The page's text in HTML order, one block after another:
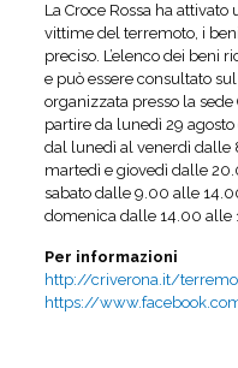
La Croce Rossa ha
vittime del terremoto, i
preciso. L’elenco dei beni
e può essere consultato
organizzata presso la sede
partire da lunedì 29
dal lunedì al venerdì dalle
martedì e giovedì dalle
sabato dalle 9.00 alle
domenica dalle 14.00 alle
Per informazioni
http://criverona.it/
https://